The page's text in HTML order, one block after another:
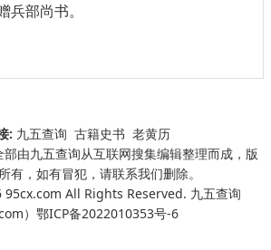
兵部尚书。
: 九五查询 古籍史书 老黄历
由九五查询从互联网搜集编辑整理而成，版
有，如有冒犯，请联系我们删除。
All Rights Reserved. 九五查询
） 鄂ICP备2022010353号-6